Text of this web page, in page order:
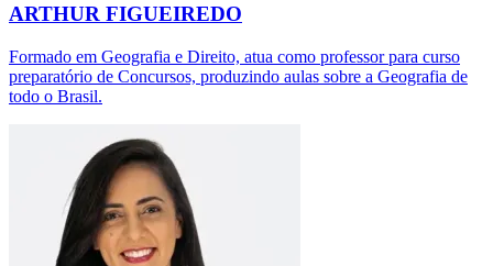
ARTHUR FIGUEIREDO
Formado em Geografia e Direito, atua como professor para curso
preparatório de Concursos, produzindo aulas sobre a Geografia de
todo o Brasil.